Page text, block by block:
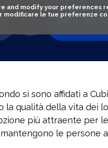
and modify your preferences
le tue preferenze
Let's Talk
si sono affidati a
qualità della vita dei
più attraente per
le persone